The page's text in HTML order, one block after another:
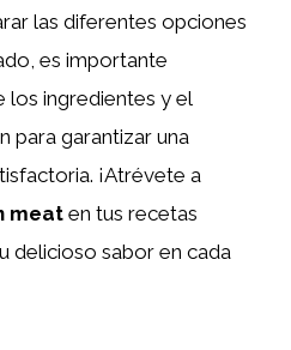
las diferentes opciones
es importante
los ingredientes y el
para garantizar una
¡Atrévete a
meat en tus recetas
delicioso sabor en cada